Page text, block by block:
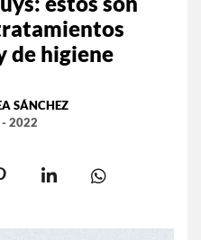
de higiene
SÁNCHEZ
2022